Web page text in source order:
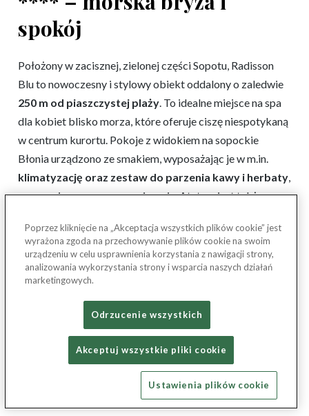
spokój
Położony w zacisznej, zielonej części Sopotu, Radisson
Blu to nowoczesny i stylowy obiekt oddalony o zaledwie
250 m od piaszczystej plaży. To idealne miejsce na spa
dla kobiet blisko morza, które oferuje ciszę niespotykaną
w centrum kurortu. Pokoje z widokiem na sopockie
Błonia urządzono ze smakiem, wyposażając je w m.in.
klimatyzację oraz zestaw do parzenia kawy i herbaty,
co sprzyja porannemu wyciszeniu. Atutem jest także
a do atrakcji Trójmiasta łatwo dotrzeć komunikacją.
Hotel dysponuje imponującym saunarium, gdzie Panie
mogą sprawdzić,
osobowa sauna fińska zewnętrzna , a także skorzystać
tepidarium, pryszniców wrażeń, ścieżki Kneippa i
. Strefa basenowa obejmuje 25-metrowy
basen pływacki, basen rekreacyjny oraz4 jacuzzi
wewnętrzne i 1 jacuzzi zewnętrzne.Thera Wellness z
oferuje profesjonalne zabiegi
Poprzez kliknięcie na „Akceptacja wszystkich plików cookie” jest
wyrażona zgoda na przechowywanie plików cookie na swoim
urządzeniu w celu usprawnienia korzystania z nawigacji strony,
analizowania wykorzystania strony i wsparcia naszych działań
marketingowych.
Odrzucenie wszystkich
Akceptuj wszystkie pliki cookie
Ustawienia plików cookie